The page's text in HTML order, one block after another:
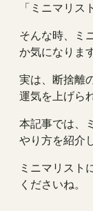
「ミニマリス
そんな時、ミ
か気になりま
実は、断捨離
運気を上げら
本記事では、
やり方を紹介
ミニマリスト
くださいね。